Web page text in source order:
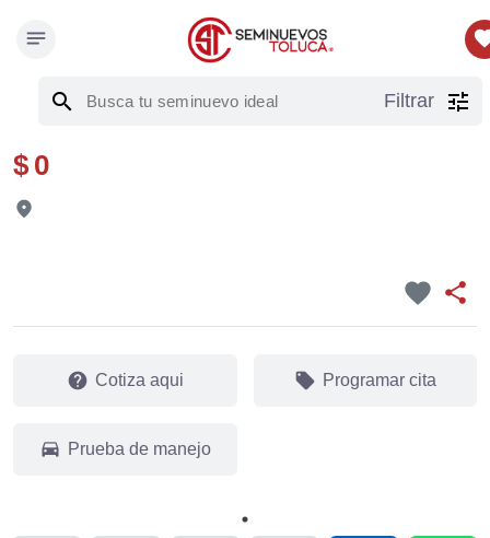
notes
search Filtrar tune
$ 0
fmd_good
favorite share
help Cotiza aqui local_offer Programar cita
drive_eta Prueba de manejo